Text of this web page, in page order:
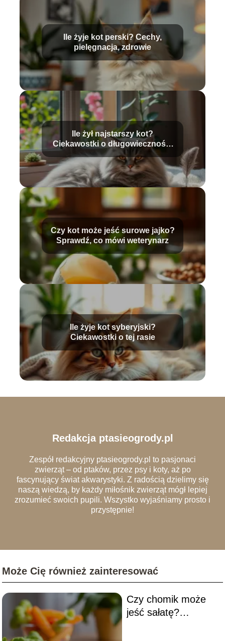
Ile żyje kot perski? Cechy,
pielęgnacja, zdrowie
Ile żył najstarszy kot?
Ciekawostki o długowieczności
kotów
Czy kot może jeść surowe jajko?
Sprawdź, co mówi weterynarz
Ile żyje kot syberyjski?
Ciekawostki o tej rasie
Redakcja ptasieogrody.pl
Zespół redakcyjny ptasieogrody.pl to pasjonaci
zwierząt – od ptaków, przez psy i koty, aż po
fascynujący świat akwarystyki. Z radością dzielimy się
naszą wiedzą, by każdy miłośnik zwierząt mógł lepiej
zrozumieć swoich pupili. Wszystko wyjaśniamy prosto i
przystępnie!
Może Cię również zainteresować
Czy chomik może
jeść sałatę?